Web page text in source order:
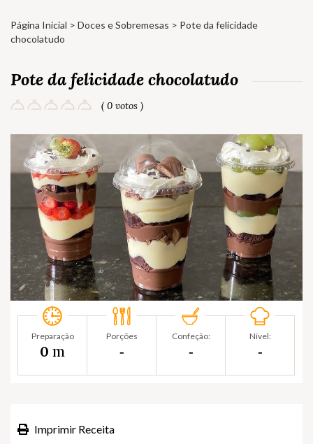
Página Inicial > Doces e Sobremesas > Pote da felicidade
chocolatudo
Pote da felicidade chocolatudo
( 0 votos )
Preparação
0 m
Porções
‐
Confeção:
‐
Nível:
‐
Imprimir Receita